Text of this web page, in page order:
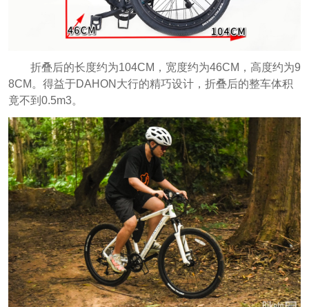
折叠后的长度约为104CM，宽度约为46CM，高度约为9
8CM。得益于DAHON大行的精巧设计，折叠后的整车体积
竟不到0.5m3。